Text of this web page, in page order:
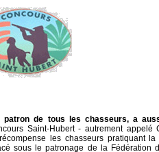
patron de tous les chasseurs, a
Saint-Hubert - autrement appelé
les chasseurs pratiquant
sous le patronage de la Fédération